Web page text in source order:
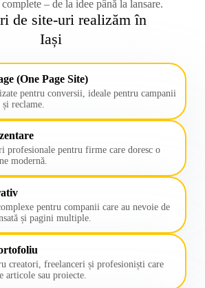
– de la idee până la lansare.
de site-uri realizăm în
Iași
(One Page Site)
pentru conversii, ideale pentru campanii
reclame.
profesionale pentru firme care doresc o
modernă.
pentru companii care au nevoie de
și pagini multiple.
creatori, freelanceri și profesioniști care
articole sau proiecte.